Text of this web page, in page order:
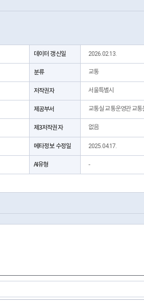
데이터 갱신일 2026.02.13.
분류 교통
저작권자 서울특별시
제공부서 교통실 교통운영관 교통
제3저작권자 없음
메타정보 수정일 2025.04.17.
AI유형 -